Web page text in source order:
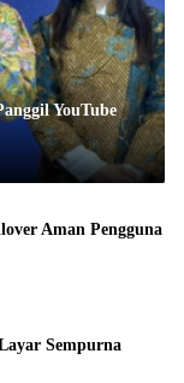
YouTube
Aman Pengguna
Sempurna